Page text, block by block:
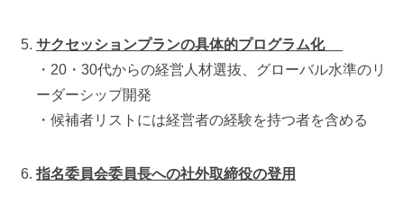
サクセッションプランの具体的プログラム化
・20・30代からの経営人材選抜、グローバル水準のリ
ーダーシップ開発
・候補者リストには経営者の経験を持つ者を含める
指名委員会委員長への社外取締役の登用